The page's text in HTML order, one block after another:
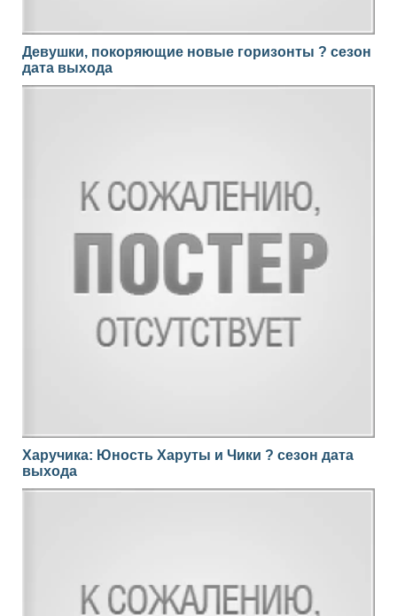
Девушки, покоряющие новые горизонты ? сезон
дата выхода
Харучика: Юность Харуты и Чики ? сезон дата
выхода